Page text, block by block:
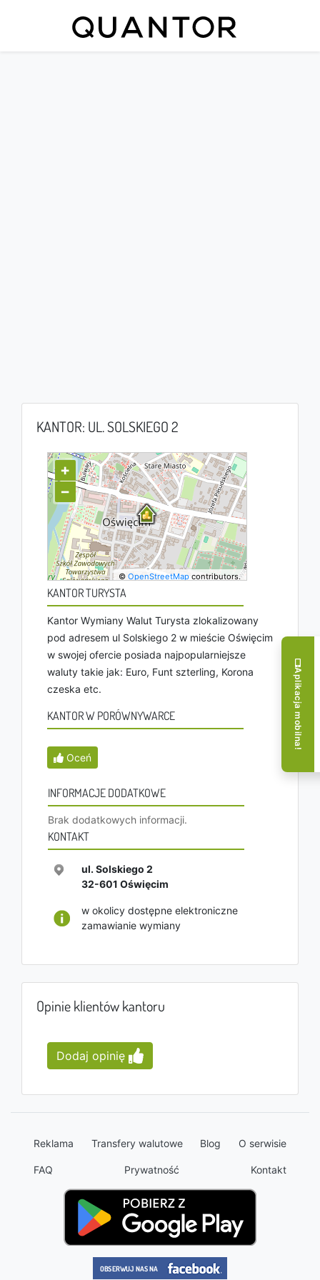
KANTOR: UL. SOLSKIEGO 2
+
−
©OpenStreetMap contributors.
KANTOR TURYSTA
Kantor Wymiany Walut Turysta zlokalizowany
pod adresem ul Solskiego 2 w mieście Oświęcim
w swojej ofercie posiada najpopularniejsze
waluty takie jak: Euro, Funt szterling, Korona
czeska etc.
KANTOR W PORÓWNYWARCE
Oceń
INFORMACJE DODATKOWE
Brak dodatkowych informacji.
KONTAKT
ul. Solskiego 2
32-601 Oświęcim
w okolicy dostępne elektroniczne
zamawianie wymiany
Opinie klientów kantoru
Dodaj opinię
Reklama Transfery walutowe Blog O serwisie
FAQ Prywatność Kontakt
Aplikacja mobilna!